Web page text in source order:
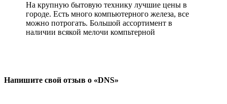
На крупную бытовую технику лучшие цены в
городе. Есть много компьютерного железа, все
можно потрогать. Большой ассортимент в
наличии всякой мелочи компьтерной
Напишите свой отзыв о «DNS»